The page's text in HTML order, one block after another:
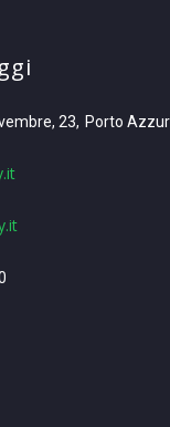
23 Porto